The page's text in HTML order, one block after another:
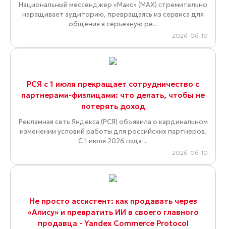
Национальный мессенджер «Макс» (MAX) стремительно
наращивает аудиторию, превращаясь из сервиса для
общения в серьезную ре...
2026-06-10
РСЯ с 1 июля прекращает сотрудничество с
партнерами-физлицами: что делать, чтобы не
потерять доход
Рекламная сеть Яндекса (РСЯ) объявила о кардинальном
изменении условий работы для российских партнеров.
С 1 июля 2026 года ...
2026-06-10
Не просто ассистент: как продавать через
«Алису» и превратить ИИ в своего главного
продавца - Yandex Commerce Protocol